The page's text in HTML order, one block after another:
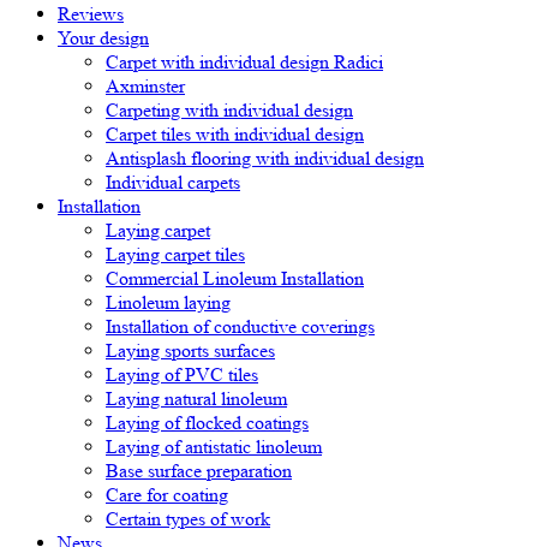
Reviews
Your design
Carpet with individual design Radici
Axminster
Carpeting with individual design
Carpet tiles with individual design
Antisplash flooring with individual design
Individual carpets
Installation
Laying carpet
Laying carpet tiles
Commercial Linoleum Installation
Linoleum laying
Installation of conductive coverings
Laying sports surfaces
Laying of PVC tiles
Laying natural linoleum
Laying of flocked coatings
Laying of antistatic linoleum
Base surface preparation
Care for coating
Certain types of work